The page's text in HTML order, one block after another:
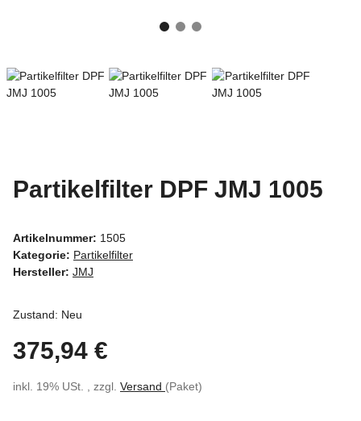
Partikelfilter DPF JMJ 1005
Artikelnummer: 1505
Kategorie: Partikelfilter
Hersteller: JMJ
Zustand: Neu
375,94 €
inkl. 19% USt. , zzgl. Versand (Paket)